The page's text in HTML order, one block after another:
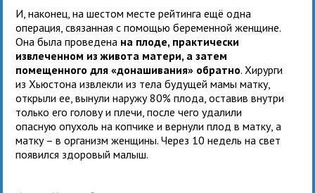
И, наконец, на шестом месте рейтинга ещё одна
операция, связанная с помощью беременной женщине.
Она была проведена на плоде, практически
извлеченном из живота матери, а затем
помещенного для «донашивания» обратно. Хирурги
из Хьюстона извлекли из тела будущей мамы матку,
открыли ее, вынули наружу 80% плода, оставив внутри
только его голову и плечи, после чего удалили
опасную опухоль на копчике и вернули плод в матку, а
матку – в организм женщины. Через 10 недель на свет
появился здоровый малыш.